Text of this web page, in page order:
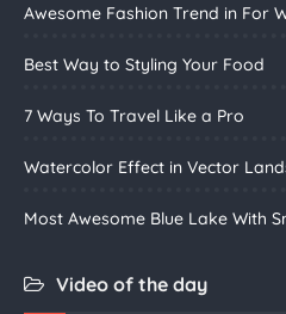
Awesome Fashion Trend in For
Best Way to Styling Your Food
7 Ways To Travel Like a Pro
Watercolor Effect in Vector
Most Awesome Blue Lake With
Video of the day